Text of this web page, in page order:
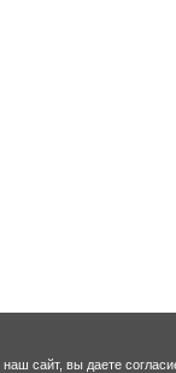
сайт, вы даете